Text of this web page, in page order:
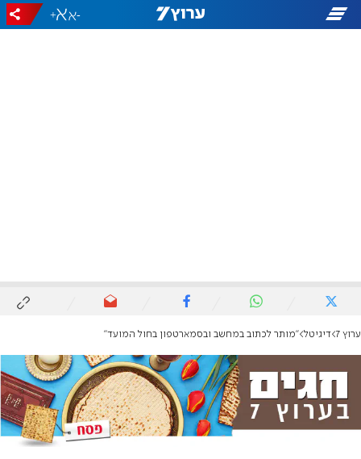
-
+
ערוץ 7 דיגיטל "מותר לכתוב במחשב ובסמארטפון בחול המועד"